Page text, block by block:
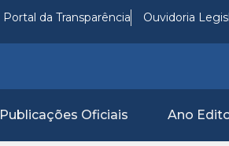
Portal da Transparência Ouvidoria
Publicações Oficiais Ano